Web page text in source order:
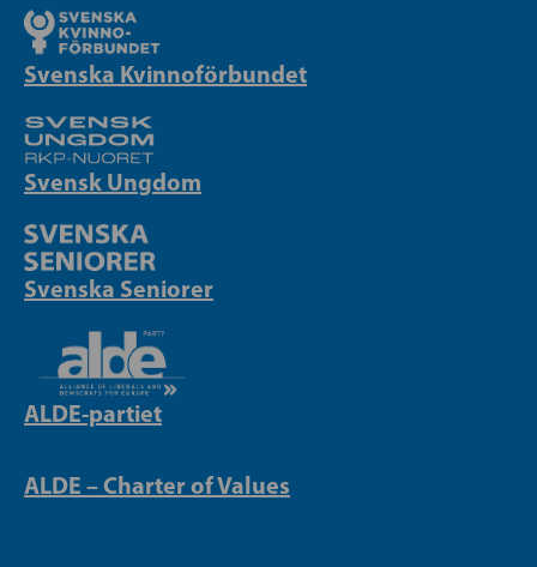
Svenska Kvinnoförbundet
Svensk Ungdom
Svenska Seniorer
ALDE-partiet
ALDE – Charter of Values